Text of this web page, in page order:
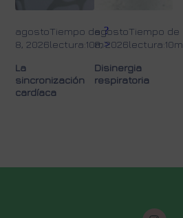
agosto
8, 2026
Tiempo de
lectura:10m
?
>
La
sincronización
cardíaca
agosto
8, 2026
Tiempo de
lectura:10m
Disinergia
respiratoria